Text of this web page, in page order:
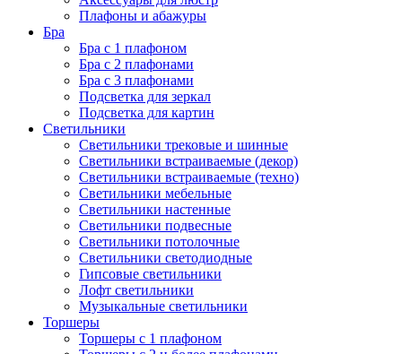
Плафоны и абажуры
Бра
Бра с 1 плафоном
Бра с 2 плафонами
Бра с 3 плафонами
Подсветка для зеркал
Подсветка для картин
Светильники
Светильники трековые и шинные
Светильники встраиваемые (декор)
Светильники встраиваемые (техно)
Светильники мебельные
Светильники настенные
Светильники подвесные
Светильники потолочные
Светильники светодиодные
Гипсовые светильники
Лофт светильники
Музыкальные светильники
Торшеры
Торшеры с 1 плафоном